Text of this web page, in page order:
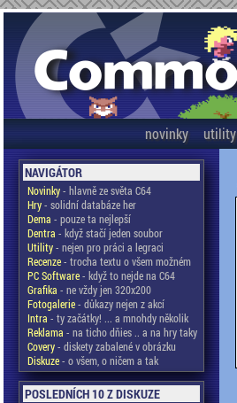
novinky utility
NAVIGÁTOR
Novinky- hlavně ze světa C64
Hry- solidní databáze her
Dema - pouze ta nejlepší
Dentra - když stačí jeden soubor
Utility- nejen pro práci a legraci
Recenze- trocha textu o všem možném
PC Software- když to nejde na C64
Grafika - ne vždy jen 320x200
Fotogalerie- důkazy nejen z akcí
Intra - ty začátky! ... a mnohdy několik
Reklama - na ticho dňies .. a na hry taky
Covery- diskety zabalené v obrázku
Diskuze- o všem, o ničem a tak
POSLEDNÍCH 10 Z DISKUZE